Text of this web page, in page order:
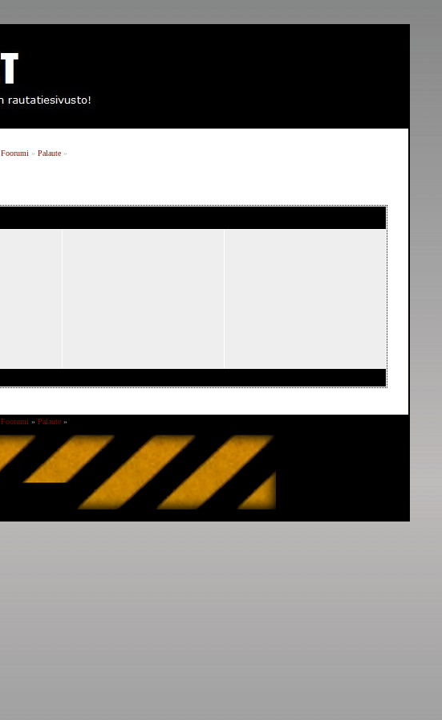
Foorumi » Palaute»
Foorumi » Palaute»